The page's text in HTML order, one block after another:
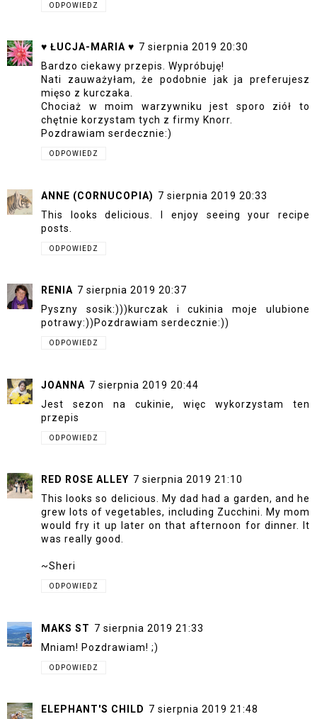
ODPOWIEDZ
♥ ŁUCJA-MARIA ♥ 7 sierpnia 2019 20:30
Bardzo ciekawy przepis. Wypróbuję!
Nati zauważyłam, że podobnie jak ja preferujesz
mięso z kurczaka.
Chociaż w moim warzywniku jest sporo ziół to
chętnie korzystam tych z firmy Knorr.
Pozdrawiam serdecznie:)
ODPOWIEDZ
ANNE (CORNUCOPIA) 7 sierpnia 2019 20:33
This looks delicious. I enjoy seeing your recipe
posts.
ODPOWIEDZ
RENIA 7 sierpnia 2019 20:37
Pyszny sosik:)))kurczak i cukinia moje ulubione
potrawy:))Pozdrawiam serdecznie:))
ODPOWIEDZ
JOANNA 7 sierpnia 2019 20:44
Jest sezon na cukinie, więc wykorzystam ten
przepis
ODPOWIEDZ
RED ROSE ALLEY 7 sierpnia 2019 21:10
This looks so delicious. My dad had a garden, and he
grew lots of vegetables, including Zucchini. My mom
would fry it up later on that afternoon for dinner. It
was really good.
~Sheri
ODPOWIEDZ
MAKS ST 7 sierpnia 2019 21:33
Mniam! Pozdrawiam! ;)
ODPOWIEDZ
ELEPHANT'S CHILD 7 sierpnia 2019 21:48